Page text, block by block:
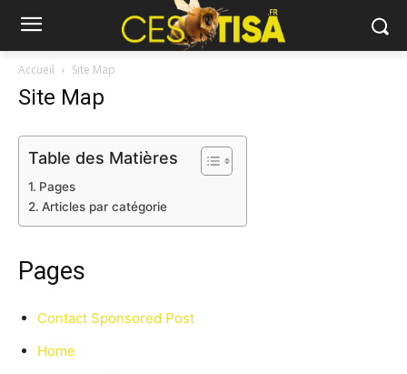
Accueil Site Map
Site Map
Table des Matières
Pages
Articles par catégorie
Pages
Contact Sponsored Post
Home